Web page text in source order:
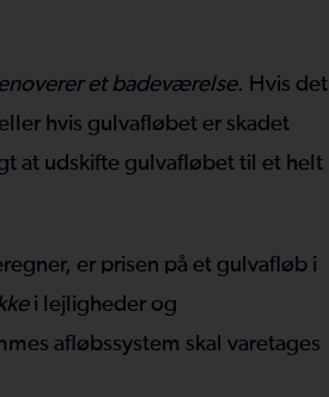
et badeværelse. Hvis det
hvis gulvafløbet er skadet
at udskifte gulvafløbet til et helt
er prisen på et gulvafløb i
i lejligheder og
afløbssystem skal varetages